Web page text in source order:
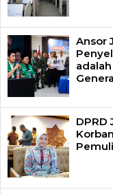
Ansor
DPRD